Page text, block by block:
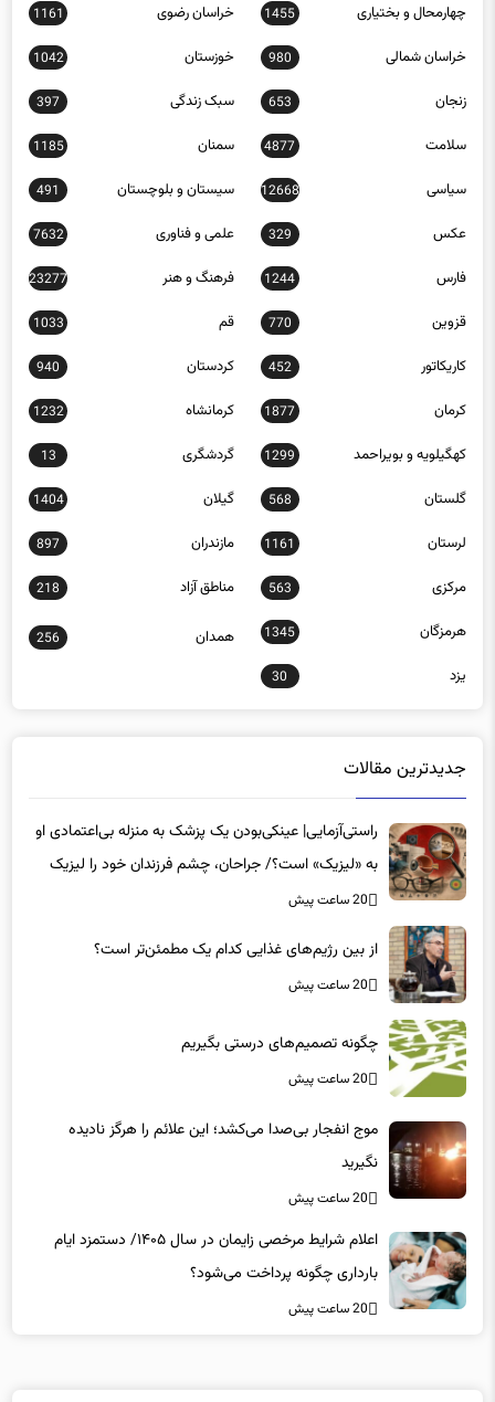
چهارمحال و بختیاری 1455 خراسان رضوی 1161
خراسان شمالی 980 خوزستان 1042
زنجان 653 سبک زندگی 397
سلامت 4877 سمنان 1185
سیاسی 12668 سیستان و بلوچستان 491
عکس 329 علمی و فناوری 7632
فارس 1244 فرهنگ و هنر 23277
قزوین 770 قم 1033
کاریکاتور 452 کردستان 940
کرمان 1877 کرمانشاه 1232
کهگیلویه و بویراحمد 1299 گردشگری 13
گلستان 568 گیلان 1404
لرستان 1161 مازندران 897
مرکزی 563 مناطق آزاد 218
هرمزگان 1345 همدان 256
یزد 30
جدیدترین مقالات
راستی‌آزمایی| عینکی‌بودن یک پزشک به منزله بی‌اعتمادی او
به «لیزیک» است؟/ جراحان، چشم فرزندان خود را لیزیک
می‌کنند؟
20 ساعت پیش
از بین رژیم‌های غذایی کدام یک مطمئن‌تر است؟‌
20 ساعت پیش
چگونه تصمیم‌های درستی بگیریم
20 ساعت پیش
موج انفجار بی‌صدا می‌کشد؛ این علائم را هرگز نادیده
نگیرید
20 ساعت پیش
اعلام شرایط مرخصی زایمان در سال ۱۴۰۵/ دستمزد ایام
بارداری چگونه پرداخت می‌شود؟
20 ساعت پیش